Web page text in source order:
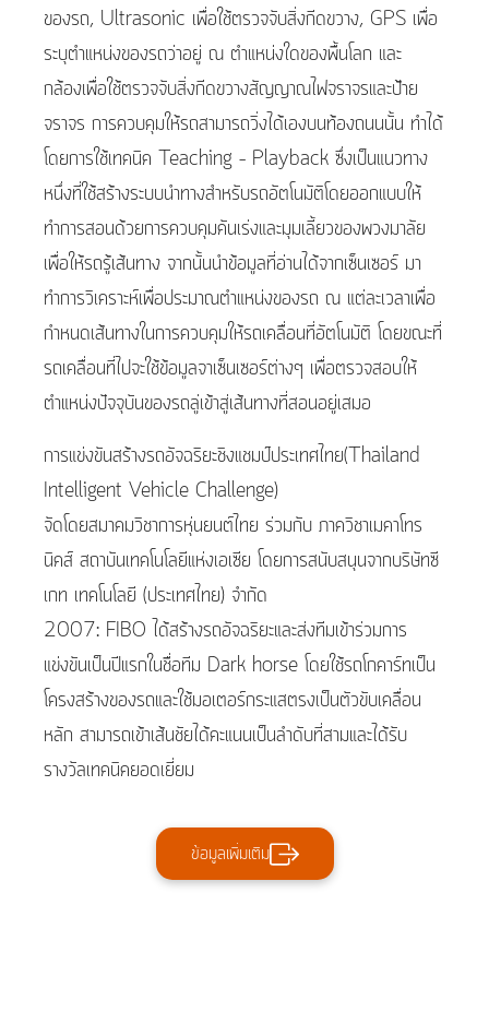
ของรถ, Ultrasonic เพื่อใช้ตรวจจับสิ่งกีดขวาง, GPS เพื่อ
ระบุตำแหน่งของรถว่าอยู่ ณ ตำแหน่งใดของพื้นโลก และ
กล้องเพื่อใช้ตรวจจับสิ่งกีดขวางสัญญาณไฟจราจรและป้าย
จราจร การควบคุมให้รถสามารถวิ่งได้เองบนท้องถนนนั้น ทำได้
โดยการใช้เทคนิค Teaching – Playback ซึ่งเป็นแนวทาง
หนึ่งที่ใช้สร้างระบบนำทางสำหรับรถอัตโนมัติโดยออกแบบให้
ทำการสอนด้วยการควบคุมคันเร่งและมุมเลี้ยวของพวงมาลัย
เพื่อให้รถรู้เส้นทาง จากนั้นนำข้อมูลที่อ่านได้จากเซ็นเซอร์ มา
ทำการวิเคราะห์เพื่อประมาณตำแหน่งของรถ ณ แต่ละเวลาเพื่อ
กำหนดเส้นทางในการควบคุมให้รถเคลื่อนที่อัตโนมัติ โดยขณะที่
รถเคลื่อนที่ไปจะใช้ข้อมูลจาเซ็นเซอร์ต่างๆ เพื่อตรวจสอบให้
ตำแหน่งปัจจุบันของรถลู่เข้าสู่เส้นทางที่สอนอยู่เสมอ
การแข่งขันสร้างรถอัจฉริยะชิงแชมป์ประเทศไทย(Thailand
Intelligent Vehicle Challenge)
จัดโดยสมาคมวิชาการหุ่นยนต์ไทย ร่วมกับ ภาควิชาเมคาโทร
นิคส์ สถาบันเทคโนโลยีแห่งเอเซีย โดยการสนับสนุนจากบริษัทซี
เกท เทคโนโลยี (ประเทศไทย) จำกัด
2007: FIBO ได้สร้างรถอัจฉริยะและส่งทีมเข้าร่วมการ
แข่งขันเป็นปีแรกในชื่อทีม Dark horse โดยใช้รถโกคาร์ทเป็น
โครงสร้างของรถและใช้มอเตอร์กระแสตรงเป็นตัวขับเคลื่อน
หลัก สามารถเข้าเส้นชัยได้คะแนนเป็นลำดับที่สามและได้รับ
รางวัลเทคนิคยอดเยี่ยม
ข้อมูลเพิ่มเติม